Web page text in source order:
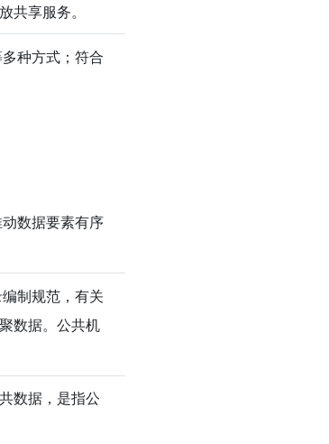
享服务。
种方式；符合
数据要素有序
制规范，有关
数据。公共机
数据，是指公